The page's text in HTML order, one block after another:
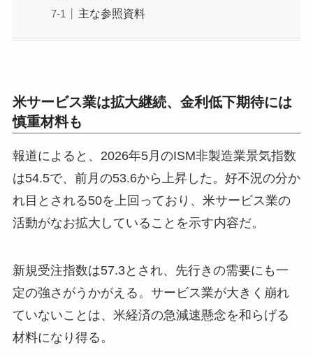
主な参照資料
米サービス業は拡大継続、金利低下期待には
慎重材料も
報道によると、2026年5月のISM非製造業景気指数
は54.5で、前月の53.6から上昇した。好不況の分か
れ目とされる50を上回っており、米サービス業の
活動がなお拡大していることを示す内容だ。
新規受注指数は57.3とされ、先行きの需要にも一
定の強さがうかがえる。サービス業が大きく崩れ
ていないことは、米経済の急減速懸念を和らげる
材料になり得る。